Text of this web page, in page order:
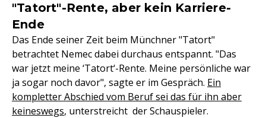
"Tatort"-Rente, aber kein Karriere-
Ende
Das Ende seiner Zeit beim Münchner "Tatort"
betrachtet Nemec dabei durchaus entspannt. "Das
war jetzt meine ‘Tatort‘-Rente. Meine persönliche war
ja sogar noch davor", sagte er im Gespräch. Ein
kompletter Abschied vom Beruf sei das für ihn aber
keineswegs, unterstreicht der Schauspieler.